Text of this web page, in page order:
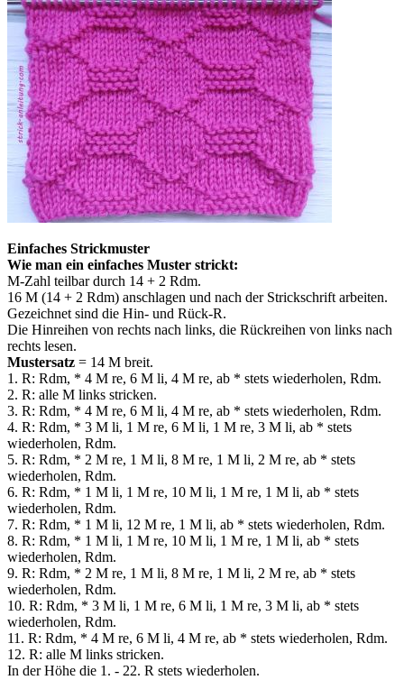
Einfaches Strickmuster
Wie man ein einfaches Muster strickt:
M-Zahl teilbar durch 14 + 2 Rdm.
16 M (14 + 2 Rdm) anschlagen und nach der Strickschrift arbeiten.
Gezeichnet sind die Hin- und Rück-R.
Die Hinreihen von rechts nach links, die Rückreihen von links nach
rechts lesen.
Mustersatz = 14 M breit.
1. R: Rdm, * 4 M re, 6 M li, 4 M re, ab * stets wiederholen, Rdm.
2. R: alle M links stricken.
3. R: Rdm, * 4 M re, 6 M li, 4 M re, ab * stets wiederholen, Rdm.
4. R: Rdm, * 3 M li, 1 M re, 6 M li, 1 M re, 3 M li, ab * stets
wiederholen, Rdm.
5. R: Rdm, * 2 M re, 1 M li, 8 M re, 1 M li, 2 M re, ab * stets
wiederholen, Rdm.
6. R: Rdm, * 1 M li, 1 M re, 10 M li, 1 M re, 1 M li, ab * stets
wiederholen, Rdm.
7. R: Rdm, * 1 M li, 12 M re, 1 M li, ab * stets wiederholen, Rdm.
8. R: Rdm, * 1 M li, 1 M re, 10 M li, 1 M re, 1 M li, ab * stets
wiederholen, Rdm.
9. R: Rdm, * 2 M re, 1 M li, 8 M re, 1 M li, 2 M re, ab * stets
wiederholen, Rdm.
10. R: Rdm, * 3 M li, 1 M re, 6 M li, 1 M re, 3 M li, ab * stets
wiederholen, Rdm.
11. R: Rdm, * 4 M re, 6 M li, 4 M re, ab * stets wiederholen, Rdm.
12. R: alle M links stricken.
In der Höhe die 1. - 22. R stets wiederholen.